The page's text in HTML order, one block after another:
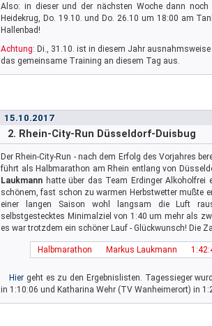
Also: in dieser und der nächsten Woche dann
Heidekrug, Do. 19.10. und Do. 26.10 um 18:00 am
Hallenbad!
Achtung: Di., 31.10. ist in diesem Jahr
das gemeinsame Training an diesem Tag aus.
15.10.2017
2. Rhein-City-Run Düsseldorf-Duisbug
Der Rhein-City-Run - nach dem Erfolg des Vorjahres
führt als Halbmarathon am Rhein entlang von
Laukmann hatte über das Team Erdinger Alkoholfrei
schönem, fast schon zu warmen Herbstwetter mußte
einer langen Saison wohl langsam die Luft
selbstgestecktes Minimalziel von 1:40 um mehr als
es war trotzdem ein schöner Lauf - Glückwunsch! Die
Halbmarathon Markus Laukmann
Hier geht es zu den Ergebnislisten. Tagessieger
in 1:10:06 und Katharina Wehr (TV Wanheimerort) in